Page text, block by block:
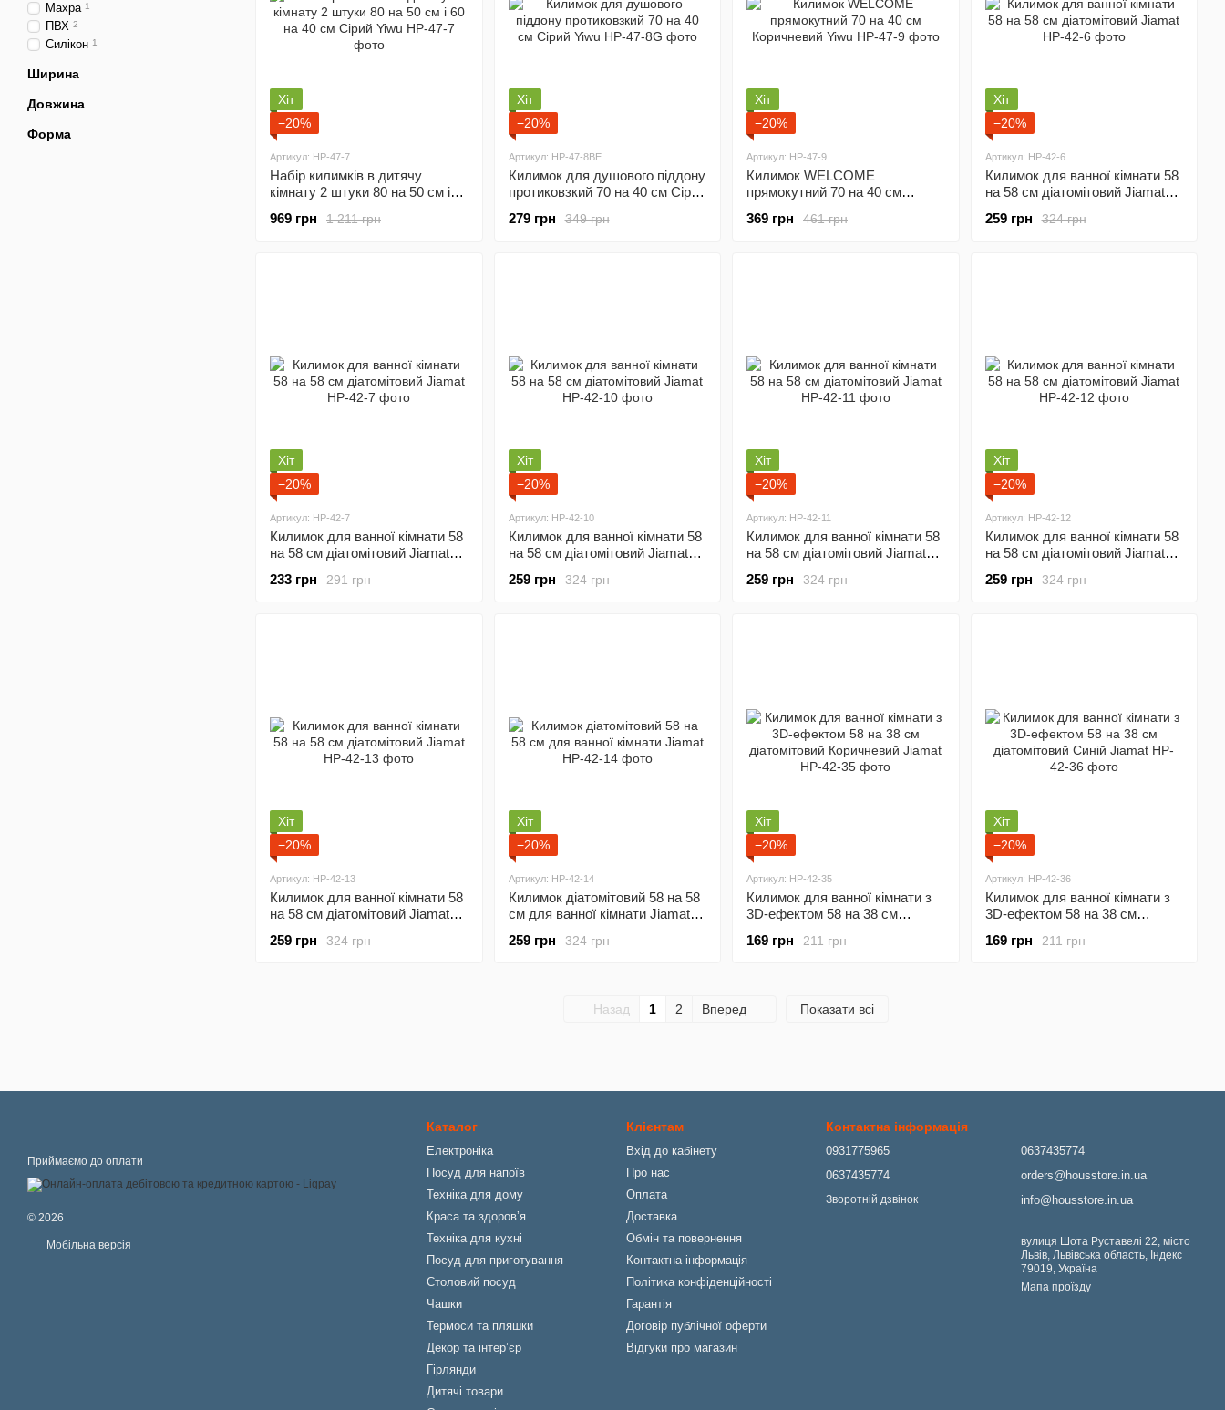
Хіт
−20%
Артикул: HP-47-7
Набір килимків в дитячу
кімнату 2 штуки 80 на 50 см і
1 211 грн
969 грн
Хіт
−20%
Артикул: HP-47-8BE
Килимок для душового піддону
протиковзкий 70 на 40 см Сірий
349 грн
279 грн
Хіт
−20%
Артикул: HP-47-9
Килимок WELCOME
прямокутний 70 на 40 см
461 грн
369 грн
Хіт
−20%
Артикул: HP-42-6
Килимок для ванної кімнати 58
на 58 см діатомітовий Jiamat
324 грн
259 грн
Хіт
−20%
Артикул: HP-42-7
Килимок для ванної кімнати 58
на 58 см діатомітовий Jiamat
291 грн
233 грн
Хіт
−20%
Артикул: HP-42-10
Килимок для ванної кімнати 58
на 58 см діатомітовий Jiamat
324 грн
259 грн
Хіт
−20%
Артикул: HP-42-11
Килимок для ванної кімнати 58
на 58 см діатомітовий Jiamat
324 грн
259 грн
Хіт
−20%
Артикул: HP-42-12
Килимок для ванної кімнати 58
на 58 см діатомітовий Jiamat
324 грн
259 грн
Хіт
−20%
Артикул: HP-42-13
Килимок для ванної кімнати 58
на 58 см діатомітовий Jiamat
324 грн
259 грн
Хіт
−20%
Артикул: HP-42-14
Килимок діатомітовий 58 на 58
см для ванної кімнати Jiamat
324 грн
259 грн
Хіт
−20%
Артикул: HP-42-35
Килимок для ванної кімнати з
3D-ефектом 58 на 38 см
Jiamat HP-42-35
211 грн
169 грн
Хіт
−20%
Артикул: HP-42-36
Килимок для ванної кімнати з
3D-ефектом 58 на 38 см
42-36
211 грн
169 грн
Назад 1 2 Вперед Показати всі
Махра 1
ПВХ 2
Силікон 1
Ширина
Довжина
Форма
Приймаємо до оплати
© 2026
Мобільна версія
Каталог
Електроніка
Посуд для напоїв
Техніка для дому
Краса та здоровʼя
Техніка для кухні
Посуд для приготування
Столовий посуд
Чашки
Термоси та пляшки
Декор та інтерʼєр
Гірлянди
Дитячі товари
Клієнтам
Вхід до кабінету
Про нас
Оплата
Доставка
Обмін та повернення
Контактна інформація
Політика конфіденційності
Гарантія
Договір публічної оферти
Відгуки про магазин
Контактна інформація
0931775965
0637435774
Зворотній дзвінок
0637435774
orders@housstore.in.ua
info@housstore.in.ua
вулиця Шота Руставелі 22, місто
Львів, Львівська область, Індекс
79019, Україна
Мапа проїзду